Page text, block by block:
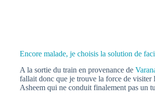
Encore malade, je choisis la solution de
A la sortie du train en provenance de
fallait donc que je trouve la force de visiter
Asheem qui ne conduit finalement pas un